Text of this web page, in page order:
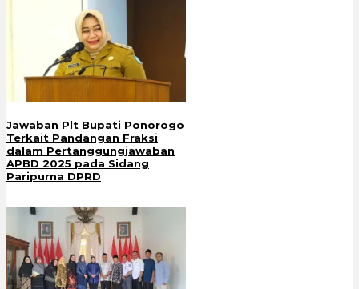
Jawaban Plt Bupati Ponorogo
Terkait Pandangan Fraksi
dalam Pertanggungjawaban
APBD 2025 pada Sidang
Paripurna DPRD